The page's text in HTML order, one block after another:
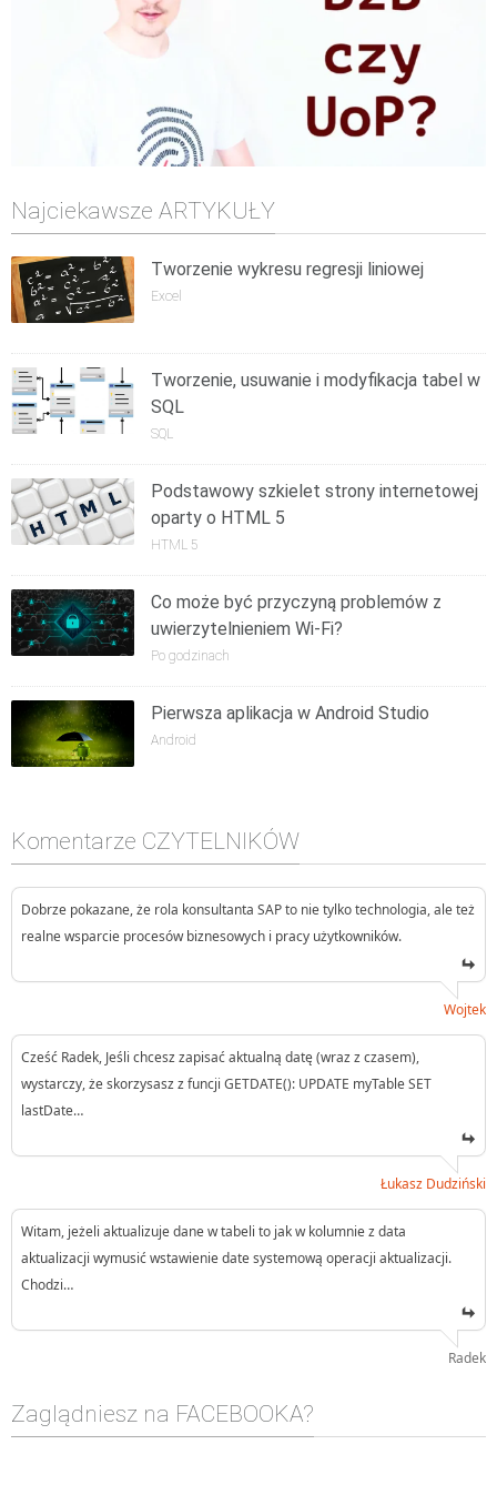
Najciekawsze ARTYKUŁY
Tworzenie wykresu regresji liniowej
Excel
Tworzenie, usuwanie i modyfikacja tabel w
SQL
SQL
Podstawowy szkielet strony internetowej
oparty o HTML 5
HTML 5
Co może być przyczyną problemów z
uwierzytelnieniem Wi-Fi?
Po godzinach
Pierwsza aplikacja w Android Studio
Android
Komentarze CZYTELNIKÓW
Dobrze pokazane, że rola konsultanta SAP to nie tylko technologia, ale też
realne wsparcie procesów biznesowych i pracy użytkowników.
Wojtek
Cześć Radek, Jeśli chcesz zapisać aktualną datę (wraz z czasem),
wystarczy, że skorzysasz z funcji GETDATE(): UPDATE myTable SET
lastDate…
Łukasz Dudziński
Witam, jeżeli aktualizuje dane w tabeli to jak w kolumnie z data
aktualizacji wymusić wstawienie date systemową operacji aktualizacji.
Chodzi…
Radek
Zaglądniesz na FACEBOOKA?